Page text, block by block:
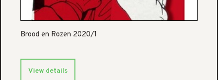
Brood en Rozen 2020/1
View details